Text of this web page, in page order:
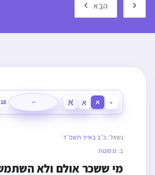
הַבָּא
א א א א −
18
נשאל: כ״ב באייר תשפ״ד
ב: ממונות